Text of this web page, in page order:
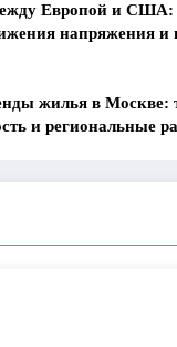
Европой и США:
напряжения и
жилья в Москве:
и региональные